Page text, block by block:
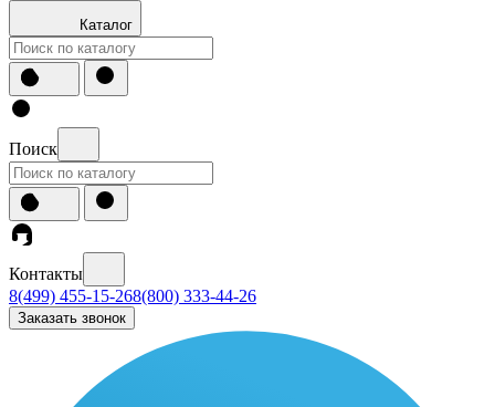
Каталог
Поиск
Контакты
8(499) 455-15-268(800) 333-44-26
Заказать звонок